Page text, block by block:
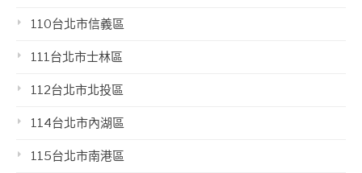
110台北市信義區
111台北市士林區
112台北市北投區
114台北市內湖區
115台北市南港區